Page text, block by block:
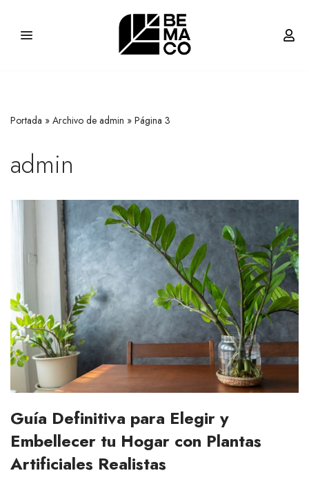
Saltar
Portada » Archivo de admin » Página 3
admin
Guía Definitiva para Elegir y
Embellecer tu Hogar con Plantas
Artificiales Realistas